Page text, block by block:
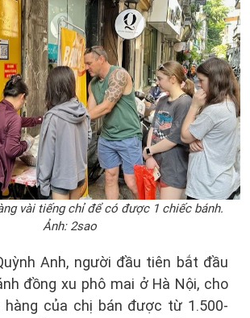
vài tiếng chỉ để có được 1 chiếc bánh.
Ảnh: 2sao
Anh, người đầu tiên bắt đầu
đồng xu phô mai ở Hà Nội, cho
hàng của chị bán được từ 1.500-